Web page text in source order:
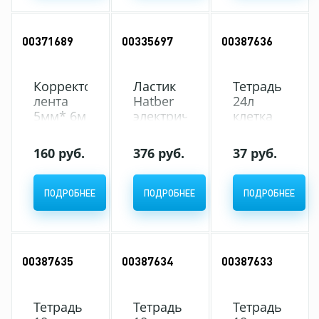
обложка)
обложка)
00371689
Корректор-
лента
5мм* 6м
JOY
НЕОН, в
дисплее
(20)
160 руб.
ПОДРОБНЕЕ
00335697
Ластик
Hatber
электрич.
9306 со
смен.насадками
в
блистере
с
европодвесом
376 руб.
ПОДРОБНЕЕ
00387636
Тетрадь
24л
клетка
Классика
CoverPrо
2в1
Пастель,
желтая
обложка)
37 руб.
ПОДРОБНЕЕ
00387635
Тетрадь
00387634
Тетрадь
00387633
Тетрадь